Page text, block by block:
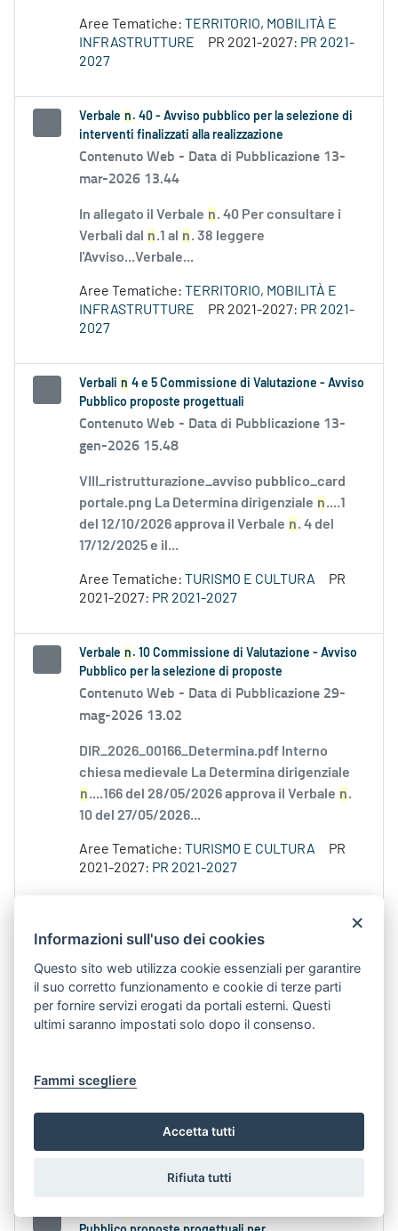
Aree Tematiche: TERRITORIO, MOBILITÀ E
INFRASTRUTTURE
PR 2021-2027: PR 2021-
2027
Verbale n . 40 - Avviso pubblico per la selezione di
interventi finalizzati alla realizzazione
Contenuto Web - Data di Pubblicazione 13-
mar-2026 13.44
In allegato il Verbale n. 40 Per consultare i
Verbali dal n.1 al n. 38 leggere
l'Avviso...Verbale...
Aree Tematiche: TERRITORIO, MOBILITÀ E
INFRASTRUTTURE
PR 2021-2027: PR 2021-
2027
Verbali n 4 e 5 Commissione di Valutazione - Avviso
Pubblico proposte progettuali
Contenuto Web - Data di Pubblicazione 13-
gen-2026 15.48
VIII_ristrutturazione_avviso pubblico_card
portale.png La Determina dirigenziale n....1
del 12/10/2026 approva il Verbale n. 4 del
17/12/2025 e il...
Aree Tematiche: TURISMO E CULTURA
PR
2021-2027: PR 2021-2027
Verbale n . 10 Commissione di Valutazione - Avviso
Pubblico per la selezione di proposte
Contenuto Web - Data di Pubblicazione 29-
mag-2026 13.02
DIR_2026_00166_Determina.pdf Interno
chiesa medievale La Determina dirigenziale
n....166 del 28/05/2026 approva il Verbale n.
10 del 27/05/2026...
Aree Tematiche: TURISMO E CULTURA
PR
2021-2027: PR 2021-2027
. 13 Commissione di Valutazione - Avviso
Pubblico per la selezione di proposte
Contenuto Web -Data di Pubblicazione 6-ago-
2026 17.31
058_DIR_2026_00295_Determina card
13 del 04/08/2026 della...
FONDO DI ROTAZIONE
×
Informazioni sull'uso dei cookies
Questo sito web utilizza cookie essenziali per garantire
il suo corretto funzionamento e cookie di terze parti
per fornire servizi erogati da portali esterni. Questi
ultimi saranno impostati solo dopo il consenso.
Fammi scegliere
Accetta tutti
Rifiuta tutti